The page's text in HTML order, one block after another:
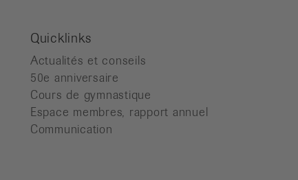
Quicklinks
Actualités et conseils
50e anniversaire
Cours de gymnastique
Espace membres, rapport annuel
Communication